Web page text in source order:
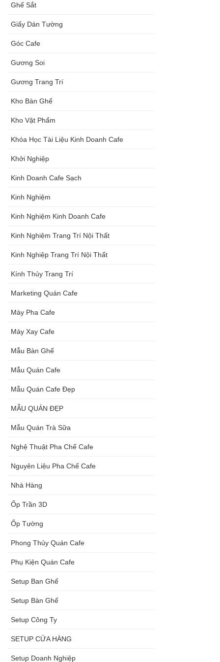
Ghế Sắt
Giấy Dán Tường
Góc Cafe
Gương Soi
Gương Trang Trí
Kho Bàn Ghế
Kho Vật Phẩm
Khóa Học Tài Liệu Kinh Doanh Cafe
Khởi Nghiệp
Kinh Doanh Cafe Sạch
Kinh Nghiệm
Kinh Nghiệm Kinh Doanh Cafe
Kinh Nghiệm Trang Trí Nội Thất
Kinh Nghiệp Trang Trí Nội Thất
Kính Thủy Trang Trí
Marketing Quán Cafe
Máy Pha Cafe
Máy Xay Cafe
Mẫu Bàn Ghế
Mẫu Quán Cafe
Mẫu Quán Cafe Đẹp
MẪU QUÁN ĐẸP
Mẫu Quán Trà Sữa
Nghệ Thuật Pha Chế Cafe
Nguyên Liệu Pha Chế Cafe
Nhà Hàng
Ốp Trần 3D
Ốp Tường
Phong Thủy Quán Cafe
Phụ Kiện Quán Cafe
Setup Ban Ghế
Setup Bàn Ghế
Setup Công Ty
SETUP CỬA HÀNG
Setup Doanh Nghiệp